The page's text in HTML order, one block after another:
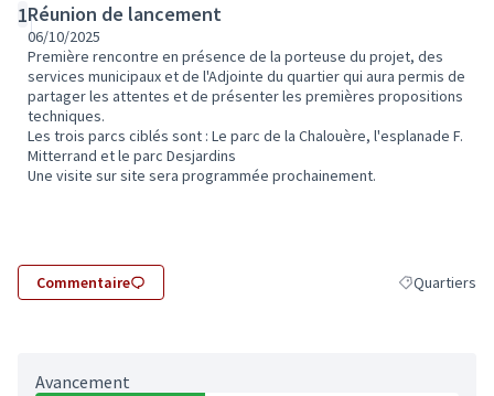
1Réunion de lancement
06/10/2025
Première rencontre en présence de la porteuse du projet, des
services municipaux et de l'Adjointe du quartier qui aura permis de
partager les attentes et de présenter les premières propositions
techniques.
Les trois parcs ciblés sont : Le parc de la Chalouère, l'esplanade F.
Mitterrand et le parc Desjardins
Une visite sur site sera programmée prochainement.
Commentaire Filtrer les
Quartiers
Avancement